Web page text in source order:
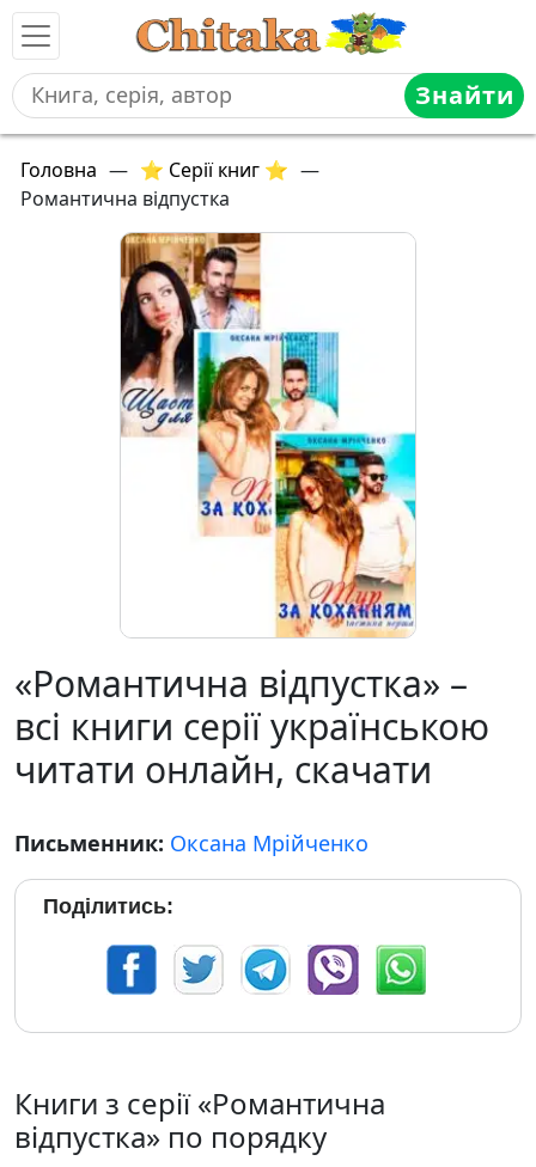
Знайти
Головна — ⭐ Серії книг ⭐ —
Романтична відпустка
«Романтична відпустка» –
всі книги серії українською
читати онлайн, скачати
Письменник: Оксана Мрійченко
Поділитись:
Книги з серії «Романтична
відпустка» по порядку